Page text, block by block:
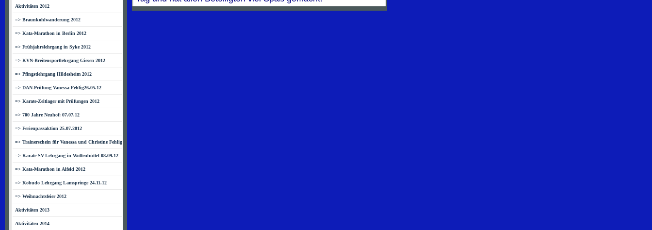
Aktivitäten 2012
=> Braunkohlwanderung 2012
=> Kata-Marathon in Berlin 2012
=> Frühjahrslehrgang in Syke 2012
=> KVN-Breitensportlehrgang Giesen 2012
=> Pfingstlehrgang Hildesheim 2012
=> DAN-Prüfung Vanessa Fehlig26.05.12
=> Karate-Zeltlager mit Prüfungen 2012
=> 700 Jahre Neuhof: 07.07.12
=> Ferienpassaktion 25.07.2012
=> Trainerschein für Vanessa und Christine Fehlig
=> Karate-SV-Lehrgang in Wolfenbüttel 08.09.12
=> Kata-Marathon in Alfeld 2012
=> Kobudo Lehrgang Lamspringe 24.11.12
=> Weihnachtsfeier 2012
Aktivitäten 2013
Aktivitäten 2014